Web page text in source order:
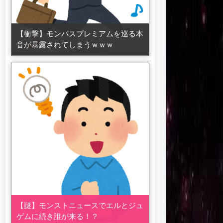
【衝撃】モンパスプレミアムを巡る本
音が暴露されてしまうｗｗｗ
【謎】モンストニュースでエルとジュ
ゲムに続き誰が来る！？